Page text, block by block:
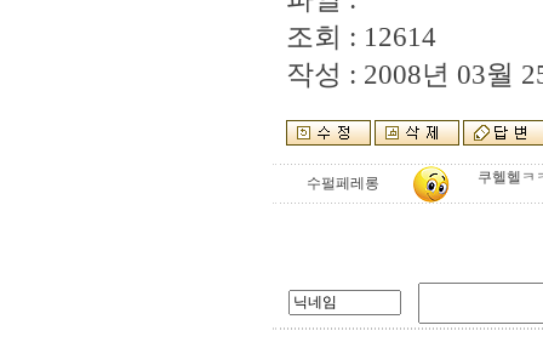
조회 : 12614
작성 : 2008년 03월
수펄페레롱 쿠헬헬ㅋ